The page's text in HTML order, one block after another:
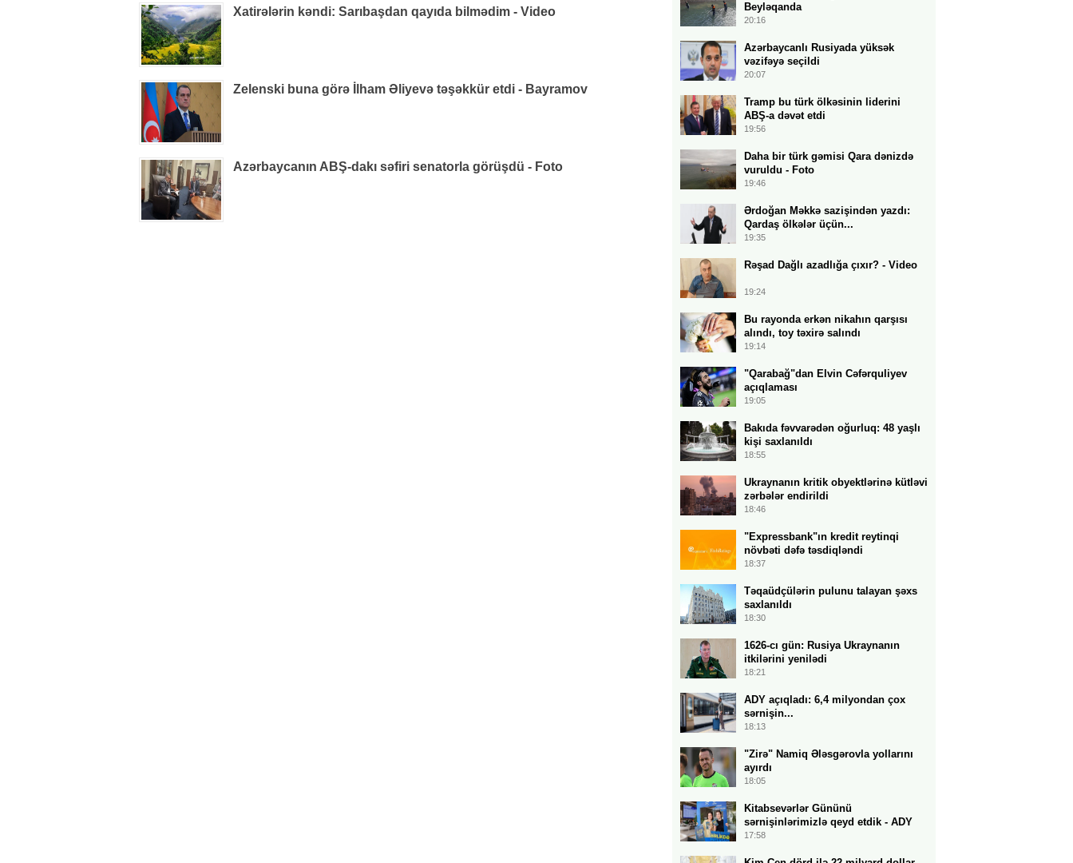
Xatirələrin kəndi: Sarıbaşdan qayıda bilmədim - Video
Zelenski buna görə İlham Əliyevə təşəkkür etdi - Bayramov
Azərbaycanın ABŞ-dakı səfiri senatorla görüşdü - Foto
Beyləqanda
20:16
Azərbaycanlı Rusiyada yüksək
vəzifəyə seçildi
20:07
Tramp bu türk ölkəsinin liderini
ABŞ-a dəvət etdi
19:56
Daha bir türk gəmisi Qara dənizdə
vuruldu - Foto
19:46
Ərdoğan Məkkə sazişindən yazdı:
Qardaş ölkələr üçün...
19:35
Rəşad Dağlı azadlığa çıxır? - Video
19:24
Bu rayonda erkən nikahın qarşısı
alındı, toy təxirə salındı
19:14
"Qarabağ"dan Elvin Cəfərquliyev
açıqlaması
19:05
Bakıda fəvvarədən oğurluq: 48 yaşlı
kişi saxlanıldı
18:55
Ukraynanın kritik obyektlərinə kütləvi
zərbələr endirildi
18:46
"Expressbank"ın kredit reytinqi
növbəti dəfə təsdiqləndi
18:37
Təqaüdçülərin pulunu talayan şəxs
saxlanıldı
18:30
1626-cı gün: Rusiya Ukraynanın
itkilərini yenilədi
18:21
ADY açıqladı: 6,4 milyondan çox
sərnişin...
18:13
"Zirə" Namiq Ələsgərovla yollarını
ayırdı
18:05
Kitabsevərlər Gününü
sərnişinlərimizlə qeyd etdik - ADY
17:58